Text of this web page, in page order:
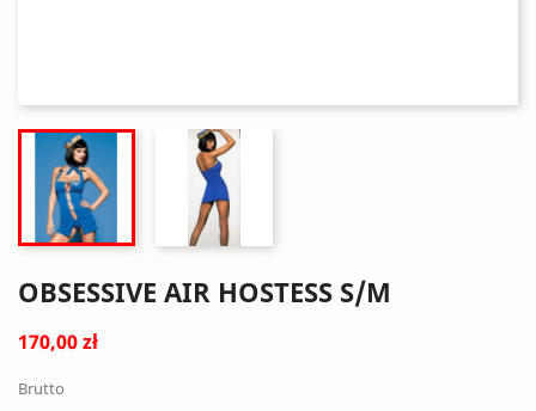
OBSESSIVE AIR HOSTESS S/M
170,00 zł
Brutto